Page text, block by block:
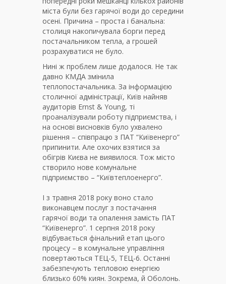
міста були без гарячої води до середини
осені. Причина – проста і банальна:
столиця накопичувала борги перед
постачальником тепла, а грошей
розрахуватися не було.
Нині ж проблем лише додалося. Не так
давно КМДА змінила
теплопостачальника. За інформацією
столичної адміністрації, Київ найняв
аудиторів Ernst & Young, ті
проаналізували роботу підприємства, і
на основі висновків було ухвалено
рішення – співпрацю з ПАТ “Київенерго”
припинити. Але охочих взятися за
обігрів Києва не виявилося. Тож місто
створило нове комунальне
підприємство – “Київтеплоенерго”.
І з травня 2018 року воно стало
виконавцем послуг з постачання
гарячої води та опалення замість ПАТ
“Київенерго”. 1 серпня 2018 року
відбувається фінальний етап цього
процесу – в комунальне управління
повертаються ТЕЦ-5, ТЕЦ-6. Останні
забезпечують тепловою енергією
близько 60% киян. Зокрема, й Оболонь.